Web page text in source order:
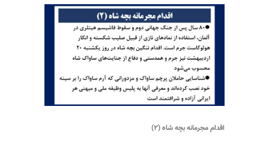
اقدام مجرمانه بچه شاه (۲)